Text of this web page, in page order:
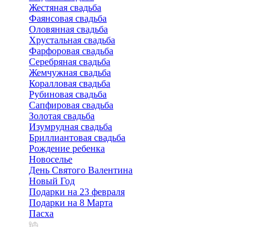
Жестяная свадьба
Фаянсовая свадьба
Оловянная свадьба
Хрустальная свадьба
Фарфоровая свадьба
Серебряная свадьба
Жемчужная свадьба
Коралловая свадьба
Рубиновая свадьба
Сапфировая свадьба
Золотая свадьба
Изумрудная свадьба
Бриллиантовая свадьба
Рождение ребенка
Новоселье
День Святого Валентина
Новый Год
Подарки на 23 февраля
Подарки на 8 Марта
Пасха